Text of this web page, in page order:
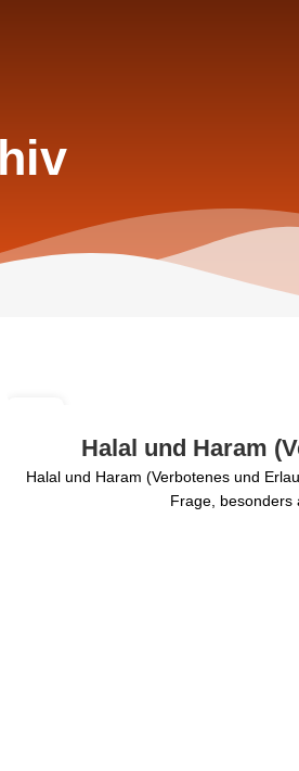
Halal und Haram
Halal und Haram (Verbotenes und
Frage, besonders